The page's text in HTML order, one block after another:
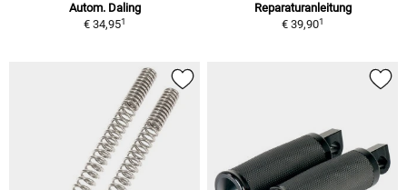
Autom. Daling
€ 34,951
Reparaturanleitung
€ 39,901